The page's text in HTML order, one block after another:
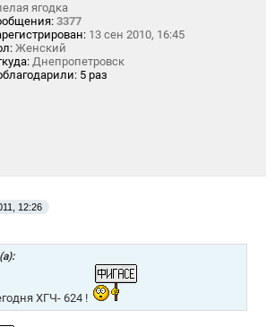
ягодка
3377
13 сен 2010, 16:45
Женский
Днепропетровск
5 раз
12:26
ХГЧ- 624 !